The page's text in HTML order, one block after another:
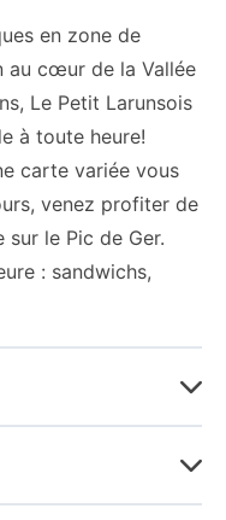
en zone de
au cœur de la Vallée
Le Petit Larunsois
à toute heure!
carte variée vous
venez profiter de
le Pic de Ger.
: sandwichs,